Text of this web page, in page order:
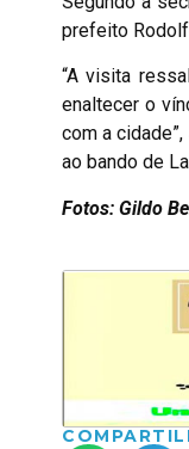
prefeito
“A visita
enaltecer o
com a
ao bando de
Fotos: Gildo